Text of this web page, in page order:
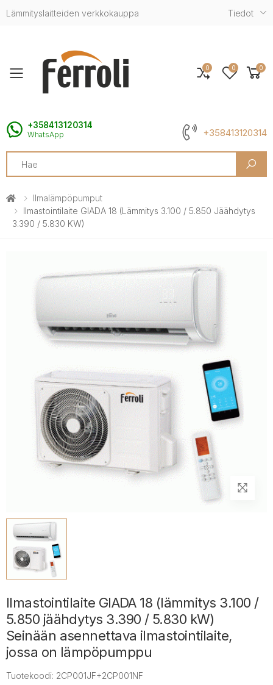
Lämmityslaitteiden verkkokauppa Tiedot
Toggle mobile menu
+358413120314
WhatsApp +358413120314
Search
0 0 0
Ilmalämpöpumput
Ilmastointilaite GIADA 18 (lämmitys 3.100 / 5.850 Jäähdytys
3.390 / 5.830 KW)
Ilmastointilaite GIADA 18 (lämmitys 3.100 /
5.850 jäähdytys 3.390 / 5.830 kW)
Seinään asennettava ilmastointilaite,
jossa on lämpöpumppu
Tuotekoodi: 2CP001JF+2CP001NF